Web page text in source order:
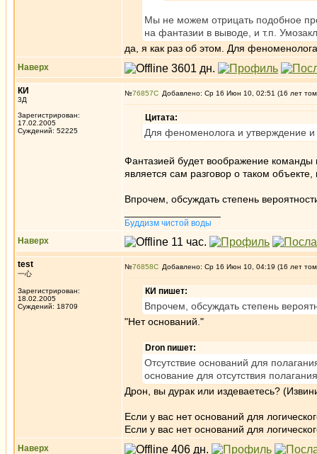
Мы не можем отрицать подобное
на фантазии в выводе, и т.п.
да, я как раз об этом. Для
Наверх
КИ
3Д
Зарегистрирован:
17.02.2005
Суждений: 52225
№76857 Добавлено: Ср 16 Июн 10, 02:51 (16 лет
Цитата:
Для феноменолога и утверждение
Фантазией будет воображение команды
является сам разговор о таком
Впрочем, обсуждать степень
Буддизм чистой воды
Наверх
test
一心
Зарегистрирован:
18.02.2005
Суждений: 18709
№76858 Добавлено: Ср 16 Июн 10, 04:19 (16 лет
КИ пишет:
Впрочем, обсуждать степень
"Нет оснований."
Dron пишет:
Отсутствие оснований для
основание для отсутствия
Дрон, вы дурак или издеваетесь?
Если у вас нет оснований для
Если у вас нет оснований для
Наверх